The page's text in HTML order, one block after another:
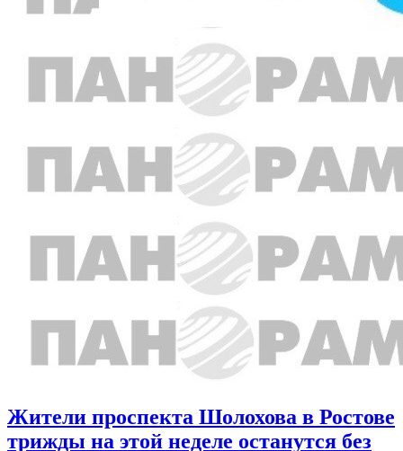
Жители проспекта Шолохова в Ростове
трижды на этой неделе останутся без